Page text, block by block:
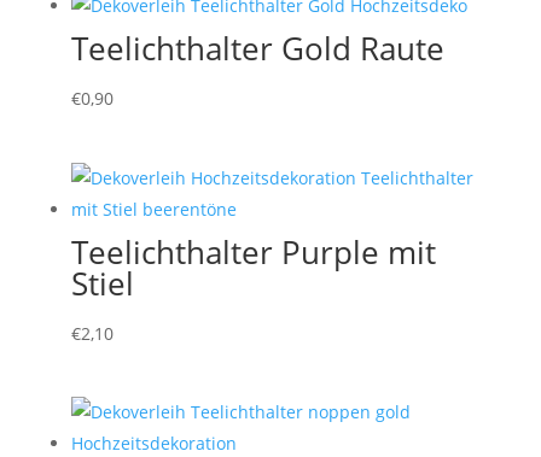
Teelichthalter Gold Raute
€0,90
Teelichthalter Purple mit
Stiel
€2,10